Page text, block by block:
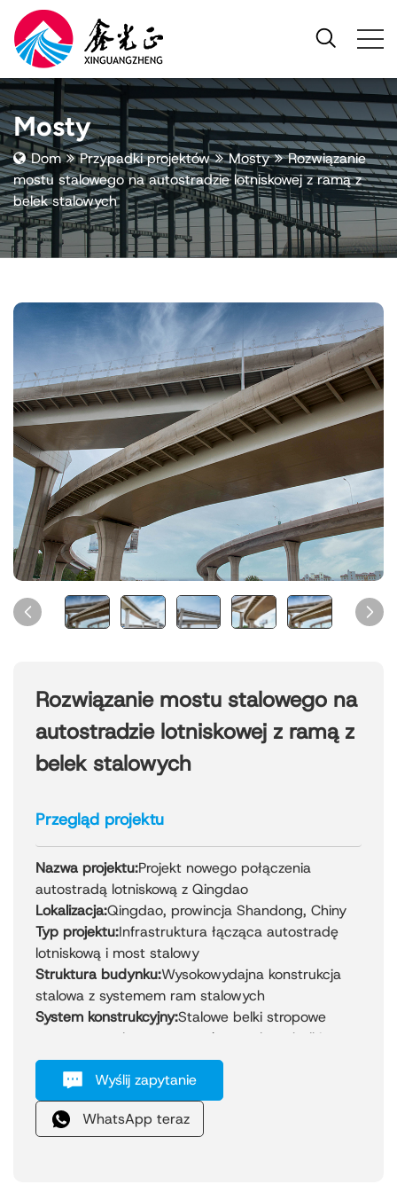
Mosty
Dom Przypadki projektów Mosty
Rozwiązanie
mostu stalowego na autostradzie lotniskowej z ramą z
belek stalowych
Rozwiązanie mostu stalowego na
autostradzie lotniskowej z ramą z
belek stalowych
Przegląd projektu
Nazwa projektu:Projekt nowego połączenia
autostradą lotniskową z Qingdao
Lokalizacja:Qingdao, prowincja Shandong, Chiny
Typ projektu:Infrastruktura łącząca autostradę
lotniskową i most stalowy
Struktura budynku:Wysokowydajna konstrukcja
stalowa z systemem ram stalowych
System konstrukcyjny:Stalowe belki stropowe
mostowe, stalowe ramy nośne, stalowe belki
nośne i belki zintegrowane w ciągłą konstrukcję
ramy stalowej
Rok ukończenia:2021
Projekt połączenia Qingdao New Airport
Wyślij zapytanie
WhatsApp teraz